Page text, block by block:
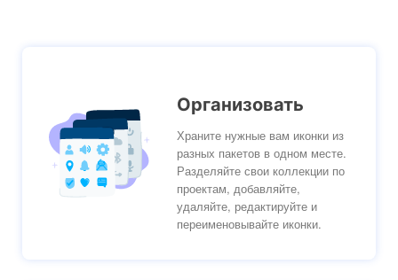
Организовать
Храните нужные вам иконки из
разных пакетов в одном месте.
Разделяйте свои коллекции по
проектам, добавляйте,
удаляйте, редактируйте и
переименовывайте иконки.